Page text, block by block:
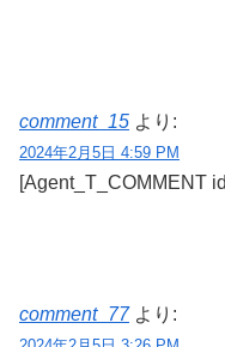
comment_15 より:
2024年2月5日 4:59 PM
[Agent_T_COMMENT
comment_77 より: